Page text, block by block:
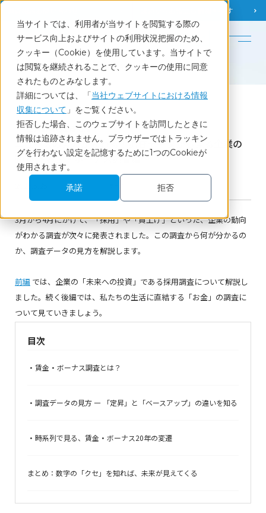
当サイトでは、利用者が当サイトを閲覧する際の
サービス向上およびサイトの利用状況把握のため、
クッキー（Cookie）を使用しています。当サイトで
は閲覧を継続されることで、クッキーの使用に同意
されたものとみなします。
詳細については、「当社ウェブサイトにおける情報
収集について 」をご覧ください。
拒否した場合、このウェブサイトを訪問したときに
情報は追跡されません。ブラウザーではトラッキン
グを行わない設定を記憶するために1つのCookieが
使用されます。
承諾
拒否
お役立ち情報を探す
English
ニュースの見方が変わる！調査データから見る企業の動向 ～賃金・ボーナス調査編～
Report
企業情報の基礎知識
ニュースの見方が変わる！調査データから見る企業の
動向 ～賃金・ボーナス調査編～
BtoB
3月から4月にかけて、「採用」や「賃上げ」といった、企業の動向
がわかる調査が次々に発表されました。この調査から何が分かるの
か、調査データの見方を解説します。
前編 では、企業の「未来への投資」である採用調査について解説し
ました。続く後編では、私たちの生活に直結する「お金」の調査に
ついて見ていきましょう。
目次
・賃金・ボーナス調査とは？
・調査データの見方 ― 「定昇」と「ベースアップ」の違いを知る
・時系列で見る、賃金・ボーナス20年の変遷
まとめ：数字の「クセ」を知れば、未来が見えてくる